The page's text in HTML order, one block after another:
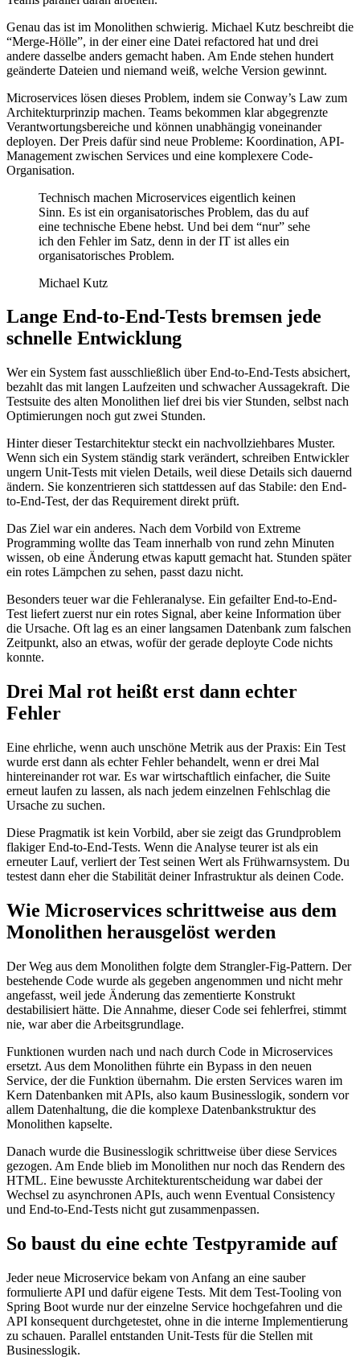
Genau das ist im Monolithen schwierig. Michael Kutz beschreibt die
“Merge-Hölle”, in der einer eine Datei refactored hat und drei
andere dasselbe anders gemacht haben. Am Ende stehen hundert
geänderte Dateien und niemand weiß, welche Version gewinnt.
Microservices lösen dieses Problem, indem sie Conway’s Law zum
Architekturprinzip machen. Teams bekommen klar abgegrenzte
Verantwortungsbereiche und können unabhängig voneinander
deployen. Der Preis dafür sind neue Probleme: Koordination, API-
Management zwischen Services und eine komplexere Code-
Organisation.
Technisch machen Microservices eigentlich keinen
Sinn. Es ist ein organisatorisches Problem, das du auf
eine technische Ebene hebst. Und bei dem “nur” sehe
ich den Fehler im Satz, denn in der IT ist alles ein
organisatorisches Problem.
Michael Kutz
Lange End-to-End-Tests bremsen jede
schnelle Entwicklung
Wer ein System fast ausschließlich über End-to-End-Tests absichert,
bezahlt das mit langen Laufzeiten und schwacher Aussagekraft. Die
Testsuite des alten Monolithen lief drei bis vier Stunden, selbst nach
Optimierungen noch gut zwei Stunden.
Hinter dieser Testarchitektur steckt ein nachvollziehbares Muster.
Wenn sich ein System ständig stark verändert, schreiben Entwickler
ungern Unit-Tests mit vielen Details, weil diese Details sich dauernd
ändern. Sie konzentrieren sich stattdessen auf das Stabile: den End-
to-End-Test, der das Requirement direkt prüft.
Das Ziel war ein anderes. Nach dem Vorbild von Extreme
Programming wollte das Team innerhalb von rund zehn Minuten
wissen, ob eine Änderung etwas kaputt gemacht hat. Stunden später
ein rotes Lämpchen zu sehen, passt dazu nicht.
Besonders teuer war die Fehleranalyse. Ein gefailter End-to-End-
Test liefert zuerst nur ein rotes Signal, aber keine Information über
die Ursache. Oft lag es an einer langsamen Datenbank zum falschen
Zeitpunkt, also an etwas, wofür der gerade deployte Code nichts
konnte.
Drei Mal rot heißt erst dann echter
Fehler
Eine ehrliche, wenn auch unschöne Metrik aus der Praxis: Ein Test
wurde erst dann als echter Fehler behandelt, wenn er drei Mal
hintereinander rot war. Es war wirtschaftlich einfacher, die Suite
erneut laufen zu lassen, als nach jedem einzelnen Fehlschlag die
Ursache zu suchen.
Diese Pragmatik ist kein Vorbild, aber sie zeigt das Grundproblem
flakiger End-to-End-Tests. Wenn die Analyse teurer ist als ein
erneuter Lauf, verliert der Test seinen Wert als Frühwarnsystem. Du
testest dann eher die Stabilität deiner Infrastruktur als deinen Code.
Wie Microservices schrittweise aus dem
Monolithen herausgelöst werden
Der Weg aus dem Monolithen folgte dem Strangler-Fig-Pattern. Der
bestehende Code wurde als gegeben angenommen und nicht mehr
angefasst, weil jede Änderung das zementierte Konstrukt
destabilisiert hätte. Die Annahme, dieser Code sei fehlerfrei, stimmt
nie, war aber die Arbeitsgrundlage.
Funktionen wurden nach und nach durch Code in Microservices
ersetzt. Aus dem Monolithen führte ein Bypass in den neuen
Service, der die Funktion übernahm. Die ersten Services waren im
Kern Datenbanken mit APIs, also kaum Businesslogik, sondern vor
allem Datenhaltung, die die komplexe Datenbankstruktur des
Monolithen kapselte.
Danach wurde die Businesslogik schrittweise über diese Services
gezogen. Am Ende blieb im Monolithen nur noch das Rendern des
HTML. Eine bewusste Architekturentscheidung war dabei der
Wechsel zu asynchronen APIs, auch wenn Eventual Consistency
und End-to-End-Tests nicht gut zusammenpassen.
So baust du eine echte Testpyramide auf
Jeder neue Microservice bekam von Anfang an eine sauber
formulierte API und dafür eigene Tests. Mit dem Test-Tooling von
Spring Boot wurde nur der einzelne Service hochgefahren und die
API konsequent durchgetestet, ohne in die interne Implementierung
zu schauen. Parallel entstanden Unit-Tests für die Stellen mit
Businesslogik.